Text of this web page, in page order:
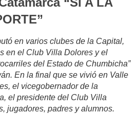
en varios clubes de la Capital,
en el Club Villa Dolores y el
del Estado de Chumbicha”
En la final que se vivió en Valle
el vicegobernador de la
el presidente del Club Villa
jugadores, padres y alumnos.